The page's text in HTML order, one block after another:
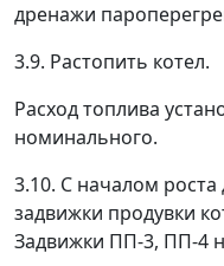
дренажи
3.9. Растопить котел.
Расход топлива
номинального.
3.10. С началом
задвижки продувки
Задвижки ПП-3, ПП-4